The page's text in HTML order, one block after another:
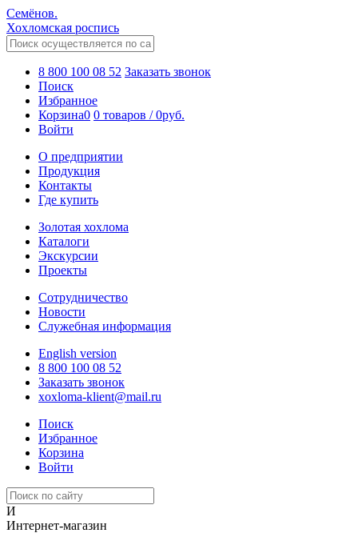
Семёнов.
Хохломская роспись
8 800 100 08 52 Заказать звонок
Поиск
Избранное
Корзина0 0 товаров /0руб.
Войти
О предприятии
Продукция
Контакты
Где купить
Золотая хохлома
Каталоги
Экскурсии
Проекты
Сотрудничество
Новости
Служебная информация
English version
8 800 100 08 52
Заказать звонок
xoxloma-klient@mail.ru
Поиск
Избранное
Корзина
Войти
И
Интернет-магазин